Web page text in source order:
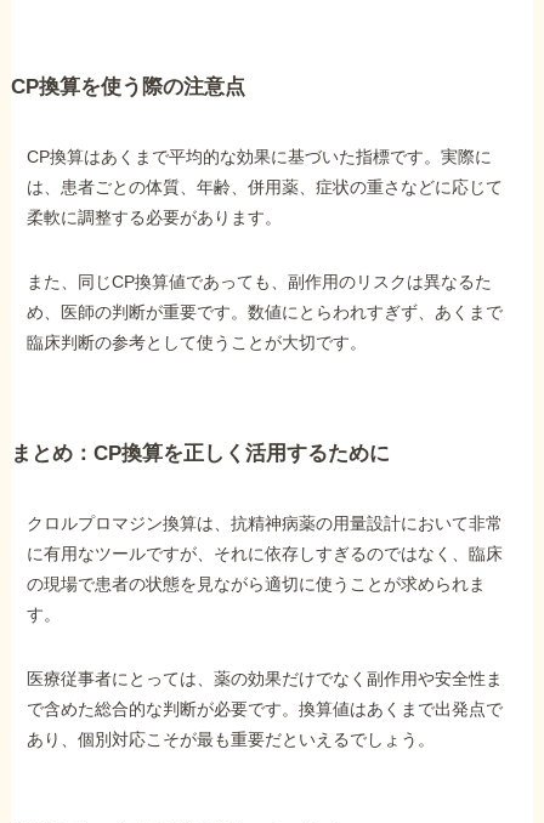
CP換算を使う際の注意点
CP換算はあくまで平均的な効果に基づいた指標です。実際に
は、患者ごとの体質、年齢、併用薬、症状の重さなどに応じて
柔軟に調整する必要があります。
また、同じCP換算値であっても、副作用のリスクは異なるた
め、医師の判断が重要です。数値にとらわれすぎず、あくまで
臨床判断の参考として使うことが大切です。
まとめ：CP換算を正しく活用するために
クロルプロマジン換算は、抗精神病薬の用量設計において非常
に有用なツールですが、それに依存しすぎるのではなく、臨床
の現場で患者の状態を見ながら適切に使うことが求められま
す。
医療従事者にとっては、薬の効果だけでなく副作用や安全性ま
で含めた総合的な判断が必要です。換算値はあくまで出発点で
あり、個別対応こそが最も重要だといえるでしょう。